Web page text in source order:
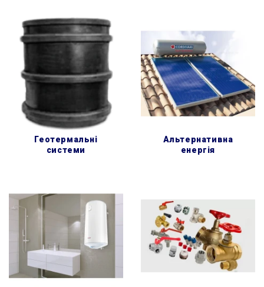
геотермальні
системи
альтернативна
енергія